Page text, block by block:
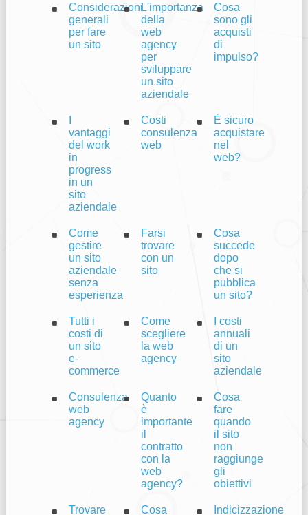
Considerazioni
generali
per fare
un sito
L'importanza
della
web
agency
per
sviluppare
un sito
aziendale
Cosa
sono gli
acquisti
di
impulso?
vantaggi
del work
in
progress
in un
sito
aziendale
Costi
consulenza
web
È sicuro
acquistare
nel
web?
Come
gestire
un sito
aziendale
senza
esperienza
Farsi
trovare
con un
sito
Cosa
succede
dopo
che si
pubblica
un sito?
Tutti i
costi di
un sito
e-
commerce
Come
scegliere
la web
agency
I costi
annuali
di un
sito
aziendale
Consulenza
web
agency
Quanto
è
importante
il
contratto
con la
web
agency?
Cosa
fare
quando
il sito
non
raggiunge
gli
obiettivi
Trovare Cosa Indicizzazione